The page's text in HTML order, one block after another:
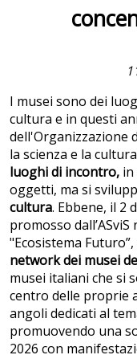
I musei sono dei
cultura e in questi
dell'Organizzazione
la scienza e la
luoghi di incontro, in
oggetti, ma si
cultura. Ebbene, il 2
promosso
"Ecosistema
network dei musei
musei italiani che si
centro delle proprie
angoli dedicati al
promuovendo una
2026 con